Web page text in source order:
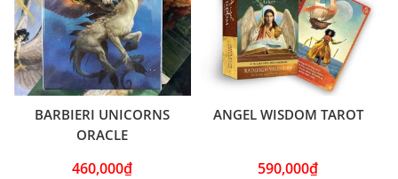
BARBIERI UNICORNS
ORACLE
460,000₫
ANGEL WISDOM TAROT
590,000₫